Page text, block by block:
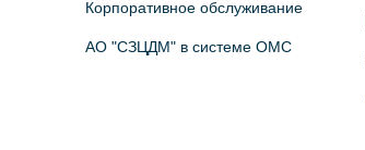
на ул. Моисеенко,
Корпоративное обслуживание
АО "СЗЦДМ" в системе ОМС